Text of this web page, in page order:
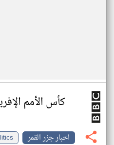
كأس الأمم
اخبار جزر القمر